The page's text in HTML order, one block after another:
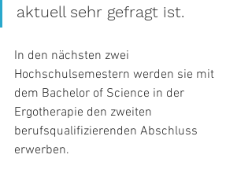
aktuell sehr gefragt ist.
In den nächsten zwei
Hochschulsemestern werden sie mit
dem Bachelor of Science in der
Ergotherapie den zweiten
berufsqualifizierenden Abschluss
erwerben.